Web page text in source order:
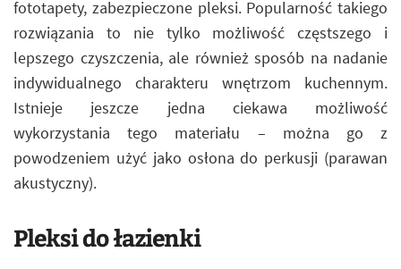
fototapety, zabezpieczone pleksi. Popularność takiego
rozwiązania to nie tylko możliwość częstszego i
lepszego czyszczenia, ale również sposób na nadanie
indywidualnego charakteru wnętrzom kuchennym.
Istnieje jeszcze jedna ciekawa możliwość
wykorzystania tego materiału – można go z
powodzeniem użyć jako osłona do perkusji (parawan
akustyczny).
Pleksi do łazienki